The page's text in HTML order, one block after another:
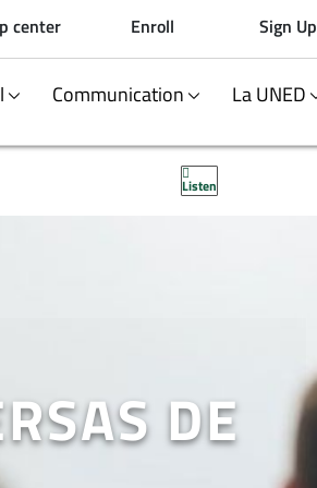
center Enroll Sign Up
Communication La UNED
Listen
DE